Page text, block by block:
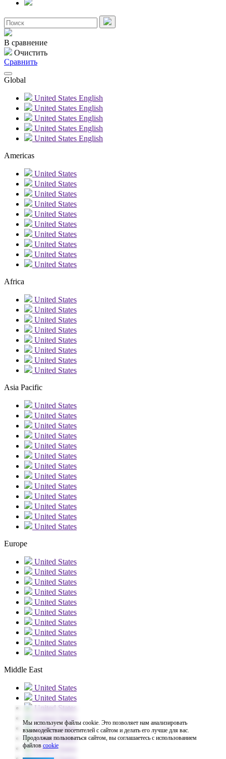
Мы используем файлы cookie. Это позволяет нам анализировать
взаимодействие посетителей с сайтом и делать его лучше для вас.
Продолжая пользоваться сайтом, вы соглашаетесь с использованием
файлов cookie
В сравнение
Очистить
Сравнить
Global
United States English
United States English
United States English
United States English
United States English
Americas
United States
United States
United States
United States
United States
United States
United States
United States
United States
United States
Africa
United States
United States
United States
United States
United States
United States
United States
United States
Asia Pacific
United States
United States
United States
United States
United States
United States
United States
United States
United States
United States
United States
United States
United States
Europe
United States
United States
United States
United States
United States
United States
United States
United States
United States
United States
Middle East
United States
United States
United States
United States
United States
United States